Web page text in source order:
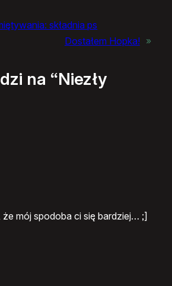
składnia ps
Dostałem Hopka! »
na “Niezły
że mój spodoba ci się bardziej… ;]